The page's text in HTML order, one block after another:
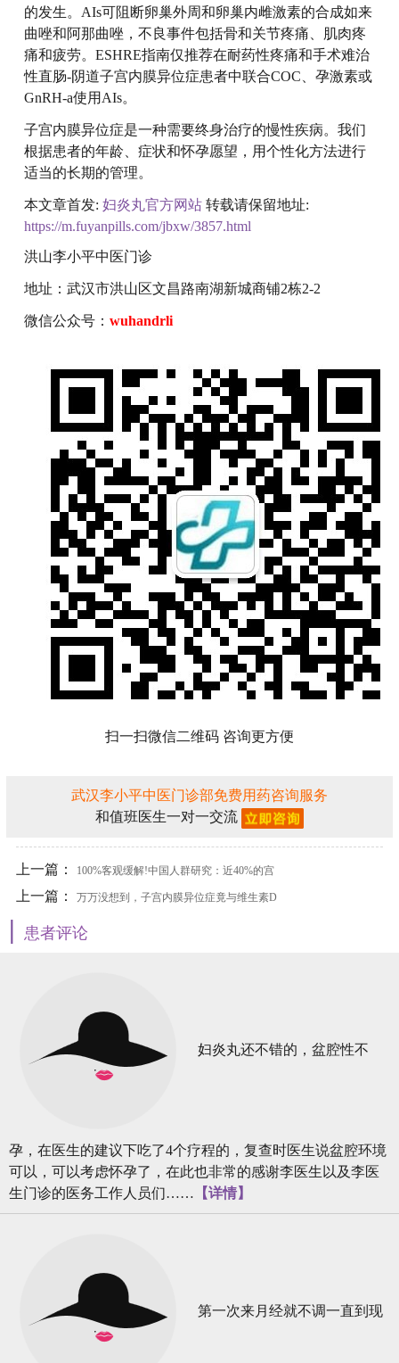
的发生。AIs可阻断卵巢外周和卵巢内雌激素的合成如来
曲唑和阿那曲唑，不良事件包括骨和关节疼痛、肌肉疼
痛和疲劳。ESHRE指南仅推荐在耐药性疼痛和手术难治
性直肠-阴道子宫内膜异位症患者中联合COC、孕激素或
GnRH-a使用AIs。
子宫内膜异位症是一种需要终身治疗的慢性疾病。我们
根据患者的年龄、症状和怀孕愿望，用个性化方法进行
适当的长期的管理。
本文章首发: 妇炎丸官方网站 转载请保留地址:
https://m.fuyanpills.com/jbxw/3857.html
洪山李小平中医门诊
地址：武汉市洪山区文昌路南湖新城商铺2栋2-2
微信公众号： wuhandrli
扫一扫微信二维码 咨询更方便
武汉李小平中医门诊部免费用药咨询服务
和值班医生一对一交流
上一篇： 100%客观缓解!中国人群研究：近40%的宫
颈癌患者有望迎来全新治疗选择
上一篇： 万万没想到，子宫内膜异位症竟与维生素D
缺乏有关
| 患者评论
妇炎丸还不错的，盆腔性不
孕，在医生的建议下吃了4个疗程的，复查时医生说盆腔环境
可以，可以考虑怀孕了，在此也非常的感谢李医生以及李医
生门诊的医务工作人员们…… 【详情】
第一次来月经就不调一直到现